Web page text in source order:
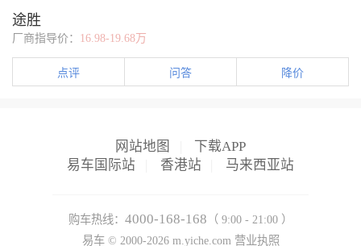
途胜
厂商指导价： 16.98-19.68万
点评 问答 降价
网站地图
下载APP
易车国际站
香港站 马来西亚站
购车热线： 4000-168-168 （ 9:00 - 21:00 ）
易车 © 2000-2026m.yiche.com 营业执照